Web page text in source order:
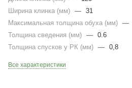
Ширина клинка (мм) — 31
Максимальная толщина обуха (мм) —
Толщина сведения (мм) — 0.6
Толщина спусков у РК (мм) — 0,8
Все характеристики